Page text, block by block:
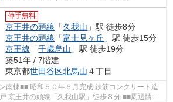
仲手無料
京王井の頭線 「久我山 」駅 徒歩8分
京王井の頭線 「富士見ヶ丘 」駅 徒歩15分
京王線 「千歳烏山 」駅 徒歩19分
築51年 / 7階建
東京都世田谷区北烏山 ４丁目
筋コンクリート造
報